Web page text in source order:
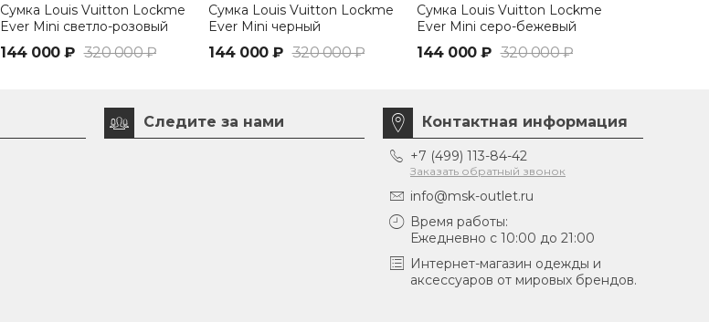
Сумка Louis Vuitton Lockme
Ever Mini светло-розовый
144 000 ₽ 320 000 ₽
Сумка Louis Vuitton Lockme
Ever Mini черный
144 000 ₽ 320 000 ₽
Сумка Louis Vuitton Lockme
Ever Mini серо-бежевый
144 000 ₽ 320 000 ₽
Следите за нами Контактная информация
+7 (499) 113-84-42
Заказать обратный звонок
info@msk-outlet.ru
Время работы:
Ежедневно с 10:00 до 21:00
Интернет-магазин одежды и
аксессуаров от мировых брендов.